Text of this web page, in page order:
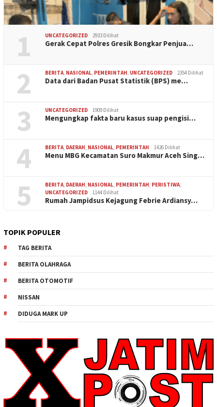
1 UNCATEGORIZED 2933 Dilihat
Gerak Cepat Polres Gresik Bongkar Penjua…
2 BERITA, NASIONAL, PEMERINTAH, UNCATEGORIZED 2354 Dilihat
Data dari Badan Pusat Statistik (BPS) me…
3 UNCATEGORIZED 1909 Dilihat
Mengungkap fakta baru kasus suap pengisi…
4 BERITA, DAERAH, NASIONAL, PEMERINTAH 1426 Dilihat
Menu MBG Kecamatan Suro Makmur Aceh Sing…
5 BERITA, DAERAH, NASIONAL, PEMERINTAH, PERISTIWA,
UNCATEGORIZED
1144 Dilihat
Rumah Jampidsus Kejagung Febrie Ardiansy…
TOPIK POPULER
TAG BERITA
BERITA OLAHRAGA
BERITA OTOMOTIF
NISSAN
DIDUGA MARK UP